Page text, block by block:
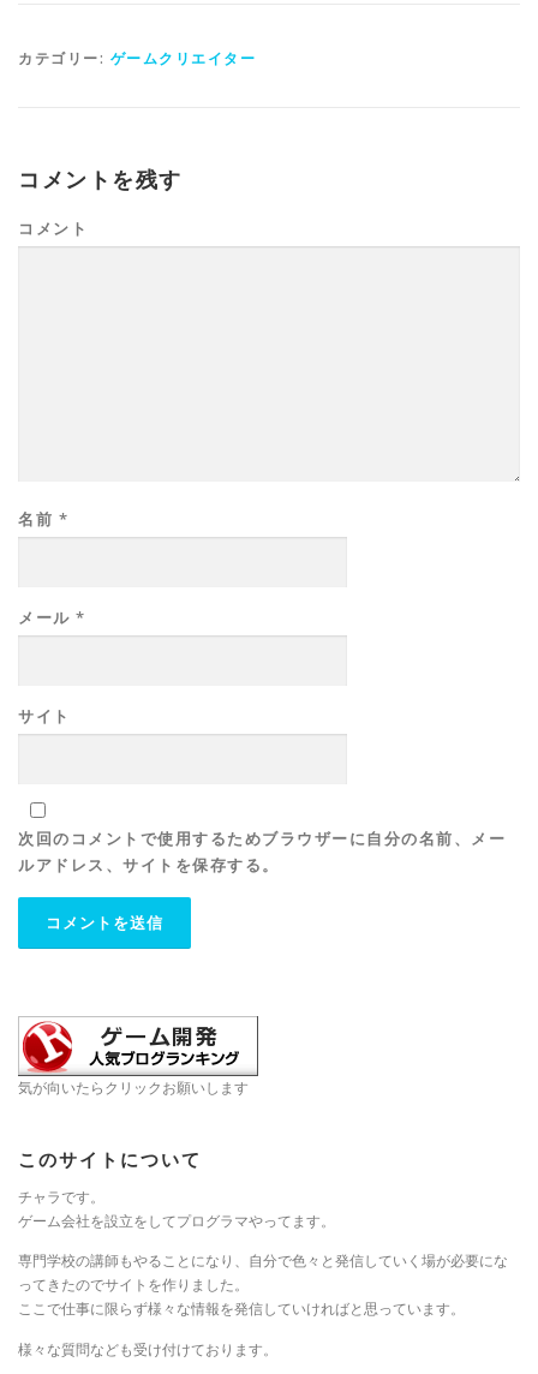
カテゴリー: ゲームクリエイター
コメントを残す
コメント
名前 *
メール *
サイト
次回のコメントで使用するためブラウザーに自分の名前、メー
ルアドレス、サイトを保存する。
気が向いたらクリックお願いします
このサイトについて
チャラです。
ゲーム会社を設立をしてプログラマやってます。
専門学校の講師もやることになり、自分で色々と発信していく場が必要にな
ってきたのでサイトを作りました。
ここで仕事に限らず様々な情報を発信していければと思っています。
様々な質問なども受け付けております。